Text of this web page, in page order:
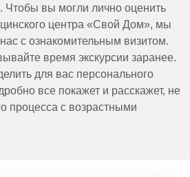
лечебного питания,
и инфекций, а также
которые включают
Чтобы вы могли лично оценить
центра «Свой Дом», мы
с ознакомительным визитом.
время экскурсии заранее.
для вас персонального
все покажет и расскажет, не
процесса с возрастными